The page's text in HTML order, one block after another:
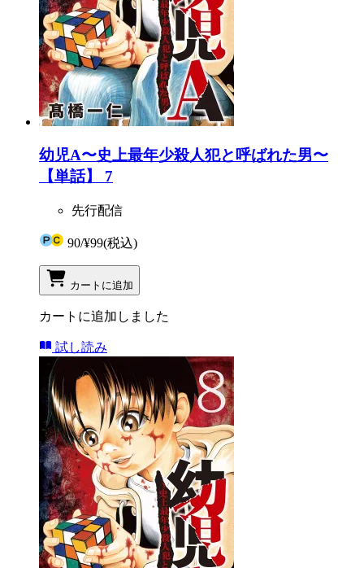
幼児A〜史上最年少殺人犯と呼ばれた男〜
【単話】 7
先行配信
90/¥99(税込)
カートに追加
カートに追加しました
試し読み